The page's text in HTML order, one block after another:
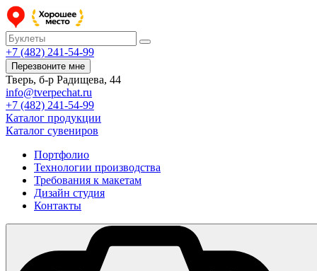
+7 (482) 241-54-99
Перезвоните мне
Тверь, б-р Радищева, 44
info@tverpechat.ru
+7 (482) 241-54-99
Каталог продукции
Каталог сувениров
Портфолио
Технологии производства
Требования к макетам
Дизайн студия
Контакты